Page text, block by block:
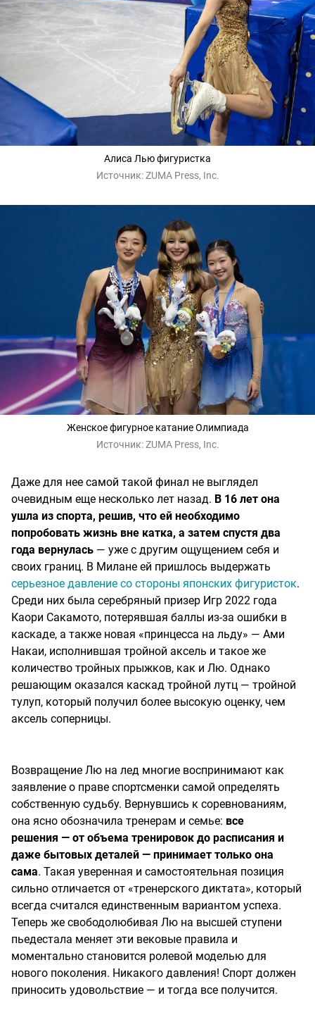
Алиса Лью фигуристка
Источник:ZUMA Press, Inc.
Женское фигурное катание Олимпиада
Источник:ZUMA Press, Inc.
Даже для нее самой такой финал не выглядел
очевидным еще несколько лет назад. В 16 лет она
ушла из спорта, решив, что ей необходимо
попробовать жизнь вне катка, а затем спустя два
года вернулась — уже с другим ощущением себя и
своих границ. В Милане ей пришлось выдержать
серьезное давление со стороны японских фигуристок.
Среди них была серебряный призер Игр 2022 года
Каори Сакамото, потерявшая баллы из-за ошибки в
каскаде, а также новая «принцесса на льду» — Ами
Накаи, исполнившая тройной аксель и такое же
количество тройных прыжков, как и Лю. Однако
решающим оказался каскад тройной лутц — тройной
тулуп, который получил более высокую оценку, чем
аксель соперницы.
Возвращение Лю на лед многие воспринимают как
заявление о праве спортсменки самой определять
собственную судьбу. Вернувшись к соревнованиям,
она ясно обозначила тренерам и семье: все
решения — от объема тренировок до расписания и
даже бытовых деталей — принимает только она
сама. Такая уверенная и самостоятельная позиция
сильно отличается от «тренерского диктата», который
всегда считался единственным вариантом успеха.
Теперь же свободолюбивая Лю на высшей ступени
пьедестала меняет эти вековые правила и
моментально становится ролевой моделью для
нового поколения. Никакого давления! Спорт должен
приносить удовольствие — и тогда все получится.